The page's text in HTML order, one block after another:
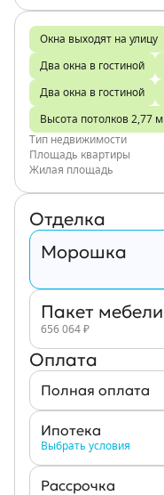
Окна выходят на улицу
Два окна в гостиной
Два окна в гостиной
Высота потолков 2,77 м
Тип недвижимости
Площадь квартиры
Жилая площадь
Отделка
Морошка
Пакет мебели
656 064 ₽
Оплата
Полная оплата
Ипотека
Выбрать условия
Рассрочка